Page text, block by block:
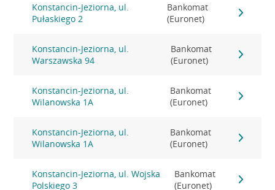
Konstancin-Jeziorna, ul.
Pułaskiego 2
Bankomat
(Euronet)
Konstancin-Jeziorna, ul.
Warszawska 94
Bankomat
(Euronet)
Konstancin-Jeziorna, ul.
Wilanowska 1A
Bankomat
(Euronet)
Konstancin-Jeziorna, ul.
Wilanowska 1A
Bankomat
(Euronet)
Konstancin-Jeziorna, ul. Wojska
Polskiego 3
Bankomat
(Euronet)